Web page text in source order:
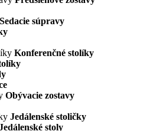
Sedacie súpravy
Konferenčné stolíky
Obývacie zostavy
Jedálenské stoličky
stoly